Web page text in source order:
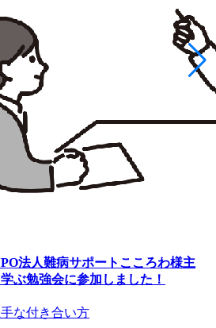
法人難病サポートこころわ様主
ぶ勉強会に参加しました！